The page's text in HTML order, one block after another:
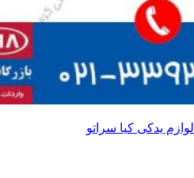
لوازم یدکی کیا سراتو